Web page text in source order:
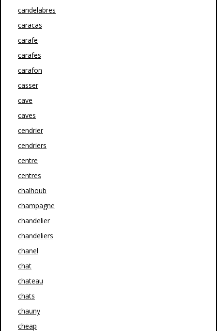
candelabres
caracas
carafe
carafes
carafon
casser
cave
caves
cendrier
cendriers
centre
centres
chalhoub
champagne
chandelier
chandeliers
chanel
chat
chateau
chats
chauny
cheap